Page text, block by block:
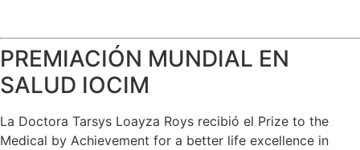
PREMIACIÓN MUNDIAL EN
SALUD IOCIM
La Doctora Tarsys Loayza Roys recibió el Prize to the
Medical by Achievement for a better life excellence in